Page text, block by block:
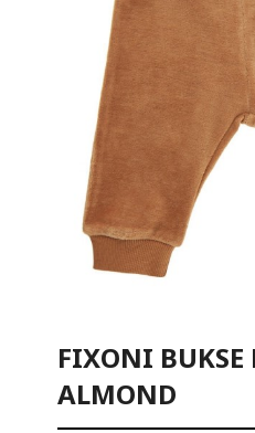
FIXONI BUKSE
ALMOND